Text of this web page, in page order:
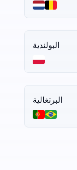
البولندية
البرتغالية